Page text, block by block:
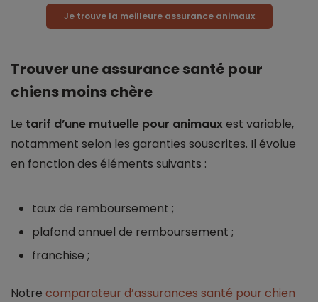
Je trouve la meilleure assurance animaux
Trouver une assurance santé pour
chiens moins chère
Le tarif d’une mutuelle pour animaux est variable,
notamment selon les garanties souscrites. Il évolue
en fonction des éléments suivants :
taux de remboursement ;
plafond annuel de remboursement ;
franchise ;
Notre comparateur d’assurances santé pour chien